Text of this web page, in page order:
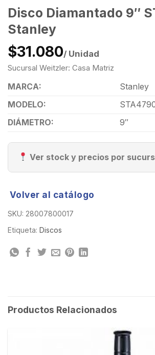
Disco Diamantado 9″
Stanley
$31.080/ Unidad
Sucursal Weitzler: Casa Matriz
MARCA:
Stanley
MODELO:
DIÁMETRO:
9″
Ver stock y precios por
Volver al catálogo
SKU: 28007800017
Etiqueta: Discos
Productos Relacionados